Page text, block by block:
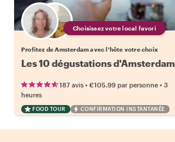
Choisissez votre local favori
Profitez de Amsterdam avec l'hôte votre choix
Les 10 dégustations d'Amsterdam
187 avis • €105.99 par personne • 3
heures
FOOD TOUR CONFIRMATION INSTANTANÉE